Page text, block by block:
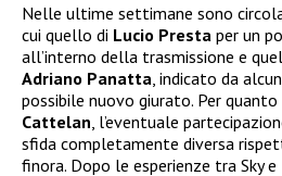
Nelle ultime settimane sono
cui quello di Lucio Presta per un
all’interno della trasmissione e
Adriano Panatta , indicato da
possibile nuovo giurato. Per quanto
Cattelan , l’eventuale
sfida completamente diversa
finora. Dopo le esperienze tra Sky